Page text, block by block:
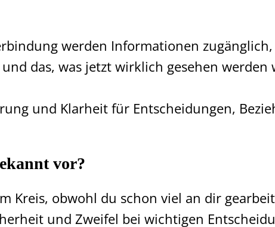
werden Informationen
das, was jetzt wirklich gesehen werden
und Klarheit für Entscheidungen,
vor?
Kreis, obwohl du schon viel an dir
und Zweifel bei wichtigen